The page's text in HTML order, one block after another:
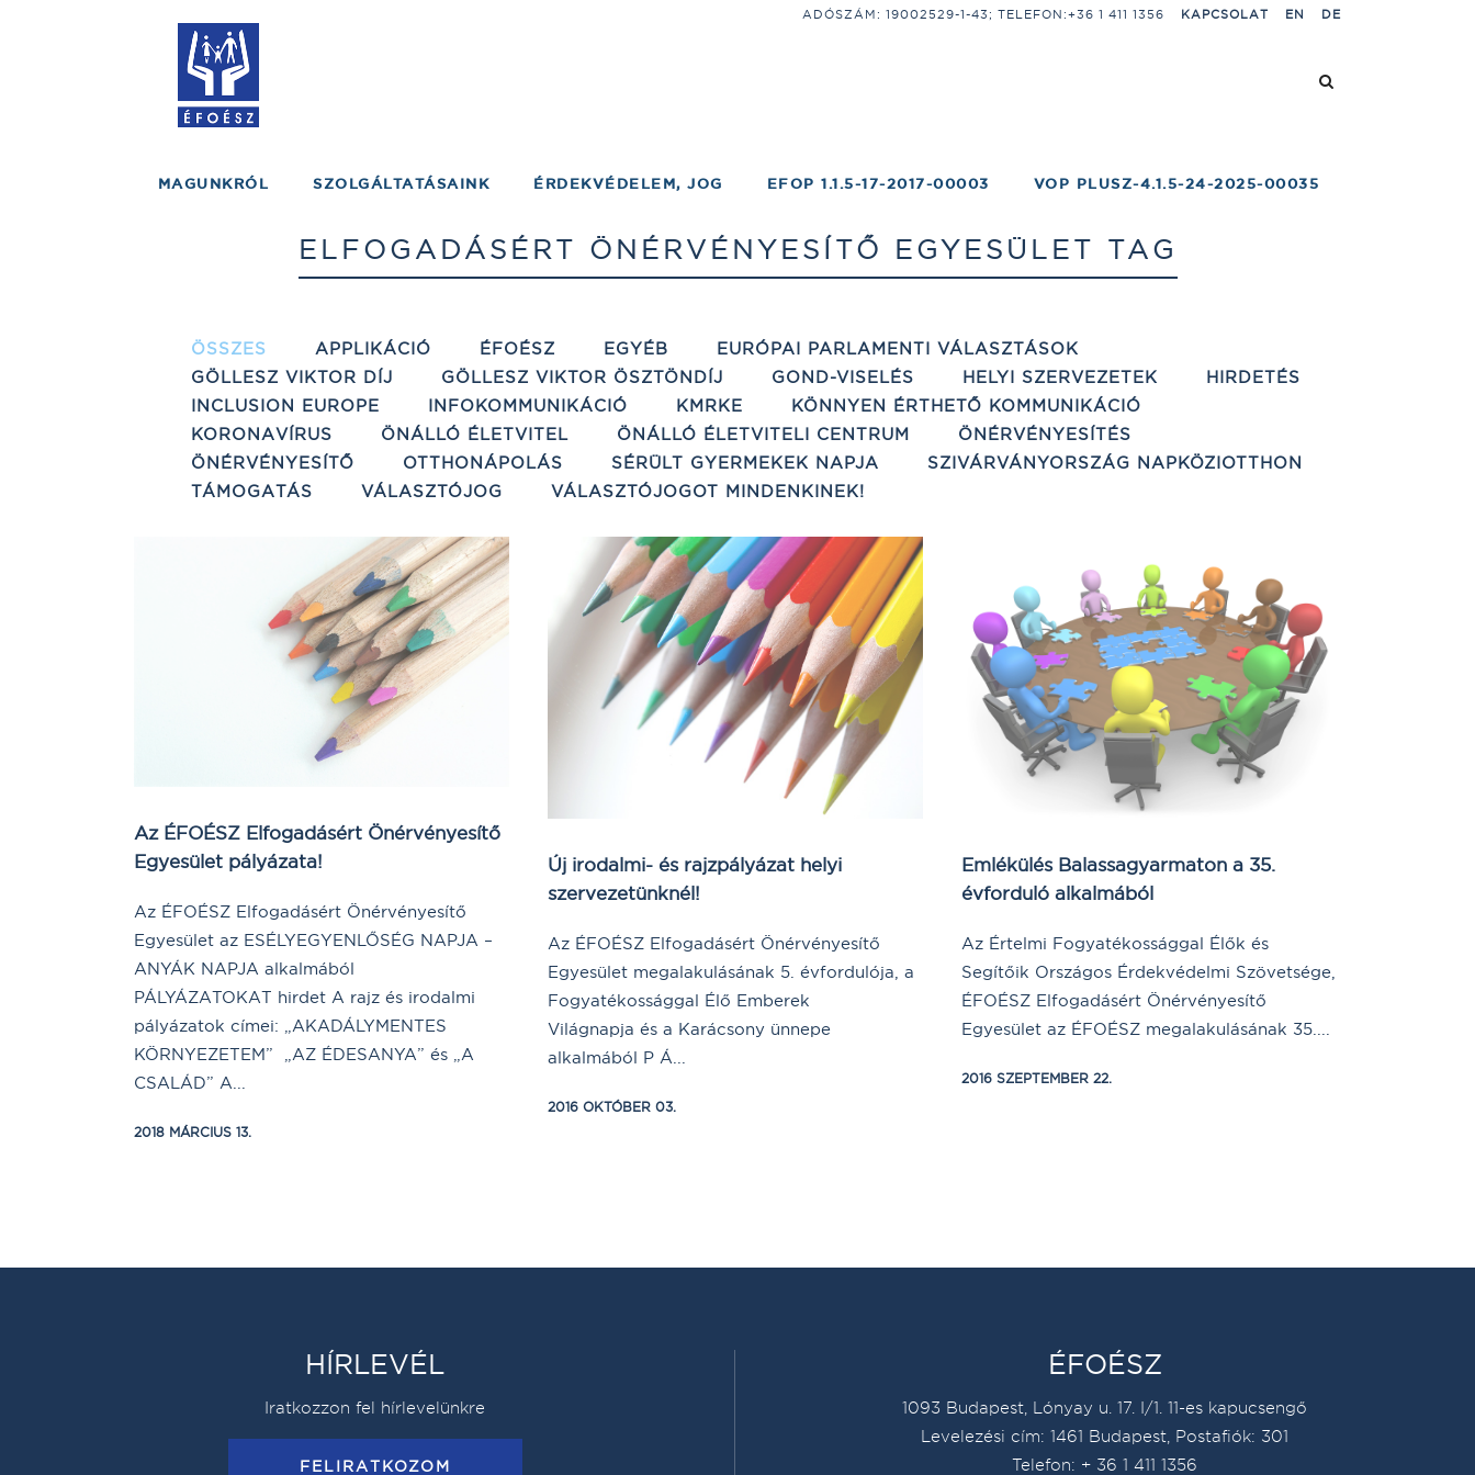
ADÓSZÁM: 19002529-1-43; TELEFON:+36 1 411 1356 KAPCSOLAT EN DE
MAGUNKRÓL SZOLGÁLTATÁSAINK ÉRDEKVÉDELEM, JOG EFOP 1.1.5-17-2017-00003 VOP PLUSZ-4.1.5-24-2025-00035
ELFOGADÁSÉRT ÖNÉRVÉNYESÍTŐ EGYESÜLET TAG
ÖSSZES APPLIKÁCIÓ ÉFOÉSZ EGYÉB
EURÓPAI PARLAMENTI VÁLASZTÁSOK
GÖLLESZ VIKTOR DÍJ
GÖLLESZ VIKTOR ÖSZTÖNDÍJ GOND-VISELÉS HELYI SZERVEZETEK
HIRDETÉS
INCLUSION EUROPE
INFOKOMMUNIKÁCIÓ KMRKE
KÖNNYEN ÉRTHETŐ KOMMUNIKÁCIÓ
KORONAVÍRUS
ÖNÁLLÓ ÉLETVITEL ÖNÁLLÓ ÉLETVITELI CENTRUM
ÖNÉRVÉNYESÍTÉS
ÖNÉRVÉNYESÍTŐ
OTTHONÁPOLÁS SÉRÜLT GYERMEKEK NAPJA
SZIVÁRVÁNYORSZÁG NAPKÖZIOTTHON
TÁMOGATÁS
VÁLASZTÓJOG VÁLASZTÓJOGOT MINDENKINEK!
Az ÉFOÉSZ Elfogadásért Önérvényesítő
Egyesület pályázata!
Az ÉFOÉSZ Elfogadásért Önérvényesítő
Egyesület az ESÉLYEGYENLŐSÉG NAPJA –
ANYÁK NAPJA alkalmából
PÁLYÁZATOKAT hirdet A rajz és irodalmi
pályázatok címei: „AKADÁLYMENTES
KÖRNYEZETEM” „AZ ÉDESANYA” és „A
CSALÁD” A...
2018 MÁRCIUS 13.
Új irodalmi- és rajzpályázat helyi
szervezetünknél!
Az ÉFOÉSZ Elfogadásért Önérvényesítő
Egyesület megalakulásának 5. évfordulója, a
Fogyatékossággal Élő Emberek
Világnapja és a Karácsony ünnepe
alkalmából P Á...
2016 OKTÓBER 03.
Emlékülés Balassagyarmaton a 35.
évforduló alkalmából
Az Értelmi Fogyatékossággal Élők és
Segítőik Országos Érdekvédelmi Szövetsége,
ÉFOÉSZ Elfogadásért Önérvényesítő
Egyesület az ÉFOÉSZ megalakulásának 35....
2016 SZEPTEMBER 22.
HÍRLEVÉL
Iratkozzon fel hírlevelünkre
FELIRATKOZOM
ÉFOÉSZ
1093 Budapest, Lónyay u. 17. I/1. 11-es kapucsengő
Levelezési cím: 1461 Budapest, Postafiók: 301
Telefon: + 36 1 411 1356